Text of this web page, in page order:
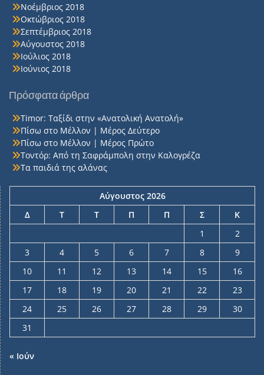
Νοέμβριος 2018
Οκτώβριος 2018
Σεπτέμβριος 2018
Αύγουστος 2018
Ιούλιος 2018
Ιούνιος 2018
Πρόσφατα άρθρα
Timor: Ταξίδι στην «Ανατολική Ανατολή»
Πίσω στο Μέλλον | Μέρος Δεύτερο
Πίσω στο Μέλλον | Μέρος Πρώτο
Τοντόρ: Από τη Σαφράμπολη στην Καλογρέζα
Τα παιδιά της αλάνας
Αύγουστος 2026
Δ
Τ Τ Π Π Σ
Κ
1
2
3
4 5 6 7 8
9
10
11 12 13 14 15
16
17
18 19 20 21 22
23
24
25 26 27 28 29
30
31
« Ιούν